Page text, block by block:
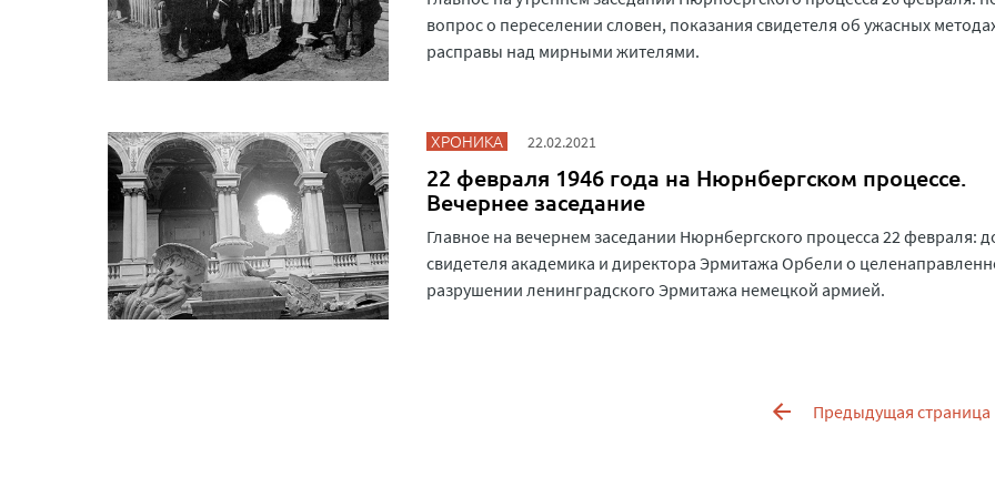
вопрос о переселении словен, показания свидетеля об ужасных
расправы над мирными жителями.
ХРОНИКА 22.02.2021
22 февраля 1946 года на Нюрнбергском процессе.
Вечернее заседание
Главное на вечернем заседании Нюрнбергского процесса 22 февраля:
свидетеля академика и директора Эрмитажа Орбели о
разрушении ленинградского Эрмитажа немецкой армией.
Предыдущая страница